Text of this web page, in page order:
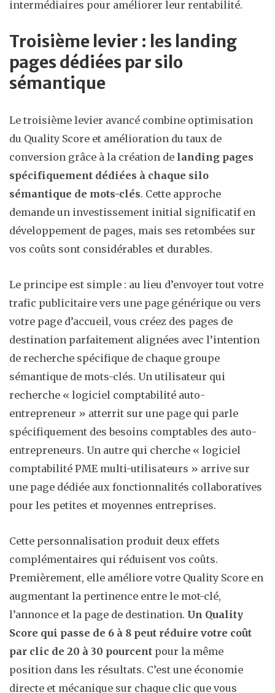
intermédiaires pour améliorer leur rentabilité.
Troisième levier : les landing
pages dédiées par silo
sémantique
Le troisième levier avancé combine optimisation
du Quality Score et amélioration du taux de
conversion grâce à la création de landing pages
spécifiquement dédiées à chaque silo
sémantique de mots-clés. Cette approche
demande un investissement initial significatif en
développement de pages, mais ses retombées sur
vos coûts sont considérables et durables.
Le principe est simple : au lieu d’envoyer tout votre
trafic publicitaire vers une page générique ou vers
votre page d’accueil, vous créez des pages de
destination parfaitement alignées avec l’intention
de recherche spécifique de chaque groupe
sémantique de mots-clés. Un utilisateur qui
recherche « logiciel comptabilité auto-
entrepreneur » atterrit sur une page qui parle
spécifiquement des besoins comptables des auto-
entrepreneurs. Un autre qui cherche « logiciel
comptabilité PME multi-utilisateurs » arrive sur
une page dédiée aux fonctionnalités collaboratives
pour les petites et moyennes entreprises.
Cette personnalisation produit deux effets
complémentaires qui réduisent vos coûts.
Premièrement, elle améliore votre Quality Score en
augmentant la pertinence entre le mot-clé,
l’annonce et la page de destination. Un Quality
Score qui passe de 6 à 8 peut réduire votre coût
par clic de 20 à 30 pourcent pour la même
position dans les résultats. C’est une économie
directe et mécanique sur chaque clic que vous